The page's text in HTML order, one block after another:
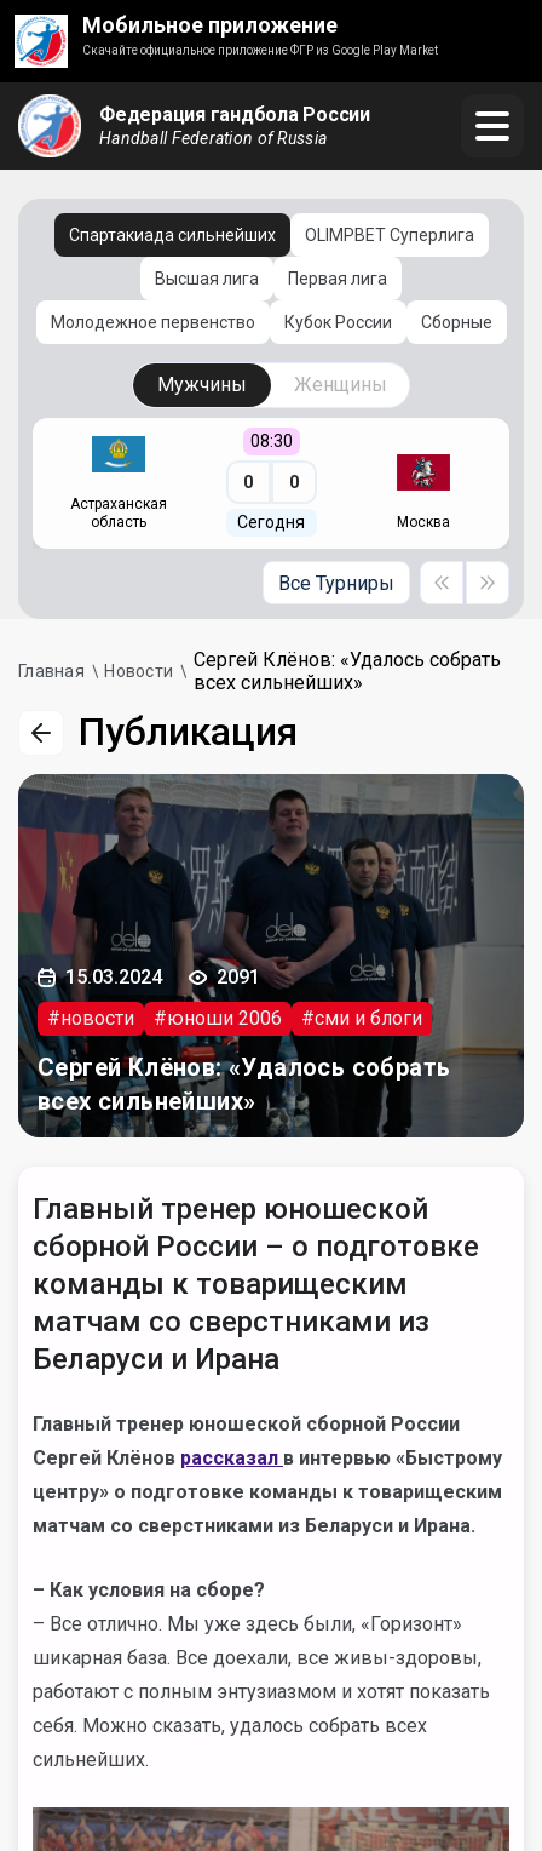
Мобильное приложение
Скачайте официальное приложение ФГР из Google Play Market
Федерация гандбола России
Handball Federation of Russia
Спартакиада сильнейших OLIMPBET Суперлига
Высшая лига Первая лига
Молодежное первенство Кубок России Сборные
Мужчины Женщины
Астраханская
область
08:30
0 0
Сегодня Москва
Все Турниры
Главная Новости
Сергей Клёнов: «Удалось собрать
всех сильнейших»
Публикация
15.03.2024
2091
#новости
#юноши 2006 #сми и блоги
Сергей Клёнов: «Удалось собрать
всех сильнейших»
Главный тренер юношеской
сборной России – о подготовке
команды к товарищеским
матчам со сверстниками из
Беларуси и Ирана
Главный тренер юношеской сборной России
Сергей Клёнов рассказал в интервью «Быстрому
центру» о подготовке команды к товарищеским
матчам со сверстниками из Беларуси и Ирана.
– Как условия на сборе?
– Все отлично. Мы уже здесь были, «Горизонт»
шикарная база. Все доехали, все живы-здоровы,
работают с полным энтузиазмом и хотят показать
себя. Можно сказать, удалось собрать всех
сильнейших.